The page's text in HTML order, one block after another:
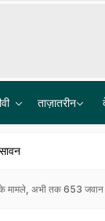
ताज़ातरीन
सावन
मामले, अभी तक 653